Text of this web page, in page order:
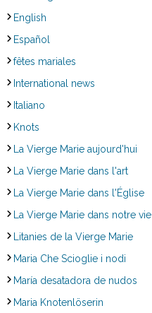
English
Español
fêtes mariales
International news
Italiano
Knots
La Vierge Marie aujourd'hui
La Vierge Marie dans l'art
La Vierge Marie dans l'Église
La Vierge Marie dans notre vie
Litanies de la Vierge Marie
Maria Che Scioglie i nodi
María desatadora de nudos
Maria Knotenlöserin